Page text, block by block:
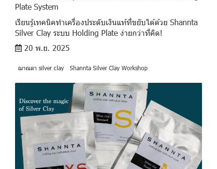
Plate System
เรียนรู้เทคนิคทำเครื่องประดับเงินแท้ที่ขยับได้ด้วย Shannta
Silver Clay ระบบ Holding Plate ง่ายกว่าที่คิด!
20 พ.ย. 2025
ฌาณตา silver clay Shannta Silver Clay Workshop